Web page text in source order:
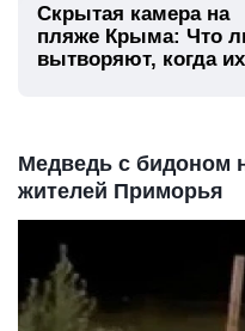
Скрытая камера на
пляже Крыма: Что
вытворяют, когда
Медведь с бидоном
жителей Приморья